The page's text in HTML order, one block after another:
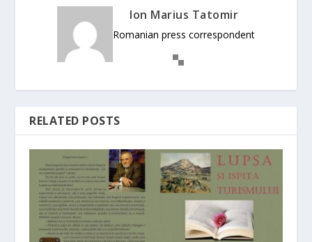
Ion Marius Tatomir
Romanian press correspondent
RELATED POSTS